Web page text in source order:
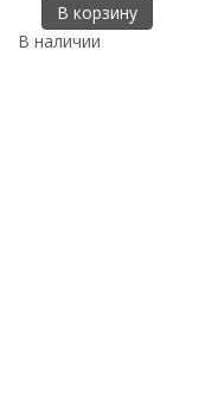
В корзину
В наличии